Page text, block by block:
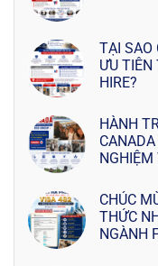
TẠI SAO
ƯU TIÊN
HIRE?
HÀNH
CHÚC
THỨC
NGÀNH